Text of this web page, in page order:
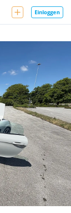
Einloggen